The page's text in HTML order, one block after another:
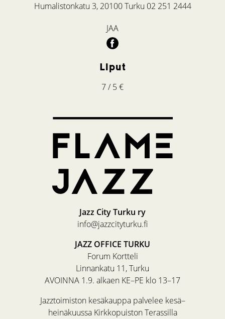
Humalistonkatu 3, 20100 Turku 02 251 2444
JAA
Liput
7 / 5 €
Jazz City Turku ry
info@jazzcityturku.fi
JAZZ OFFICE TURKU
Forum Kortteli
Linnankatu 11, Turku
AVOINNA 1.9. alkaen KE–PE klo 13–17
Jazztoimiston kesäkauppa palvelee kesä–
heinäkuussa Kirkkopuiston Terassilla